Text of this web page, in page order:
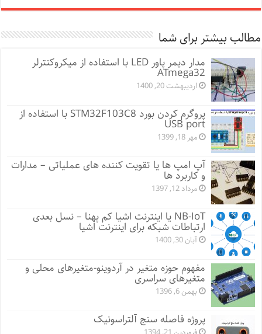
مطالب بیشتر برای شما
مدار دیمر پاور LED با استفاده از میکروکنترلر
ATmega32
اردیبهشت 20, 1400
پروگرم کردن بورد STM32F103C8 با استفاده از
USB port
مهر 18, 1399
آپ امپ ها یا تقویت کننده های عملیاتی – مدارات
و کاربرد ها
مرداد 12, 1397
NB-IoT یا اینترنت اشیا کم پهنا – نسل بعدی
ارتباطات شبکه برای اینترنت اشیا
آبان 30, 1400
مفهوم حوزه متغیر در آردوینو-متغیرهای محلی و
متغیرهای سراسری
بهمن 6, 1396
پروژه فاصله سنج آلتراسونیک